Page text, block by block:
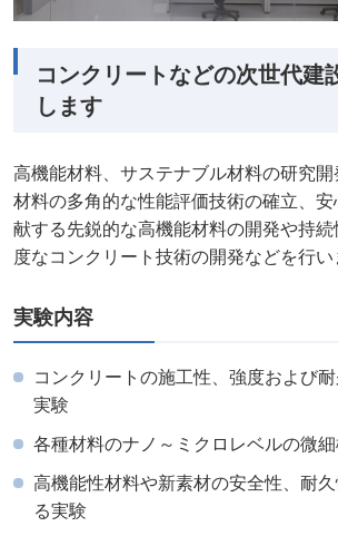
コンクリートなどの次世代建
します
高機能材料、サステナブル材料の研究
材料の多角的な性能評価技術の確立、
献する先鋭的な高機能材料の開発や持
度なコンクリート技術の開発などを行い
実験内容
コンクリートの施工性、強度および
実験
各種材料のナノ～ミクロレベルの微
高機能性材料や新素材の安全性、耐
る実験